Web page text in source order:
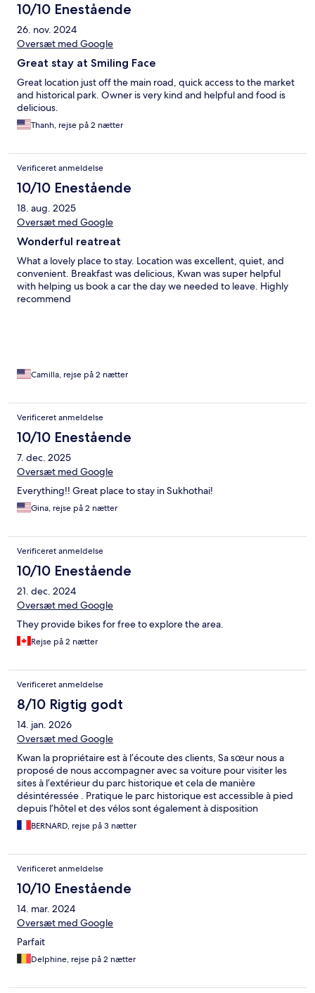
10/10 Enestående
26. nov. 2024
Oversæt med Google
Great stay at Smiling Face
Great location just off the main road, quick access to the market
and historical park. Owner is very kind and helpful and food is
delicious.
Thanh, rejse på 2 nætter
Verificeret anmeldelse
10/10 Enestående
18. aug. 2025
Oversæt med Google
Wonderful reatreat
What a lovely place to stay. Location was excellent, quiet, and
convenient. Breakfast was delicious, Kwan was super helpful
with helping us book a car the day we needed to leave. Highly
recommend
Camilla, rejse på 2 nætter
Verificeret anmeldelse
10/10 Enestående
7. dec. 2025
Oversæt med Google
Everything!! Great place to stay in Sukhothai!
Gina, rejse på 2 nætter
Verificeret anmeldelse
10/10 Enestående
21. dec. 2024
Oversæt med Google
They provide bikes for free to explore the area.
Rejse på 2 nætter
Verificeret anmeldelse
8/10 Rigtig godt
14. jan. 2026
Oversæt med Google
Kwan la propriétaire est à l’écoute des clients, Sa sœur nous a
proposé de nous accompagner avec sa voiture pour visiter les
sites à l’extérieur du parc historique et cela de manière
désintéressée . Pratique le parc historique est accessible à pied
depuis l’hôtel et des vélos sont également à disposition
gratuitement. esaccessible à pi
BERNARD, rejse på 3 nætter
Verificeret anmeldelse
10/10 Enestående
14. mar. 2024
Oversæt med Google
Parfait
Delphine, rejse på 2 nætter